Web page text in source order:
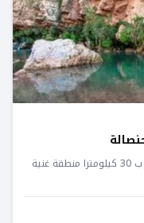
أوشراح حنصالة منطقة تبعد عن مدينة بن ملال ب 30 كيلومترا منطقة غنية